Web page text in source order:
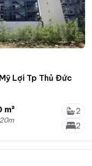
Lợi Tp Thủ Đức
m²
2
2